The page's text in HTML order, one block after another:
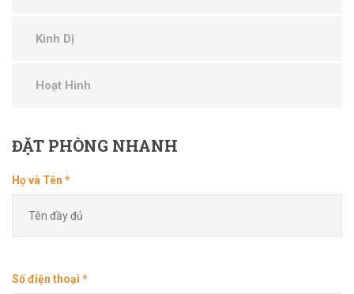
Kinh Dị
Hoạt Hình
ĐẶTPHÒNG NHANH
Họ và Tên *
Số điện thoại *